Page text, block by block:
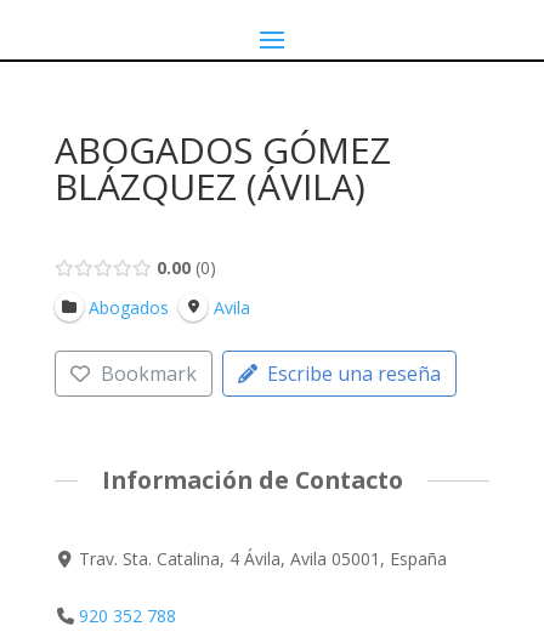
ABOGADOS GÓMEZ
BLÁZQUEZ (ÁVILA)
0.00 0
Abogados
Avila
Bookmark Escribe una reseña
Información de Contacto
Trav. Sta. Catalina, 4 Ávila, Avila 05001, España
920 352 788